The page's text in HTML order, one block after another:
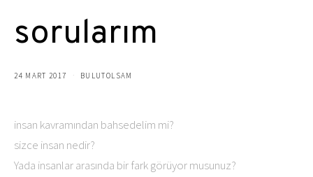
sorularım
24 MART 2017 BULUTOLSAM
insan kavramından bahsedelim mi?
sizce insan nedir?
Yada insanlar arasında bir fark görüyor musunuz?